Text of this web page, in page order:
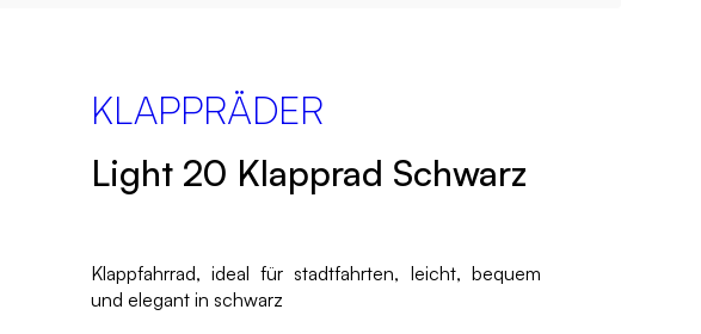
KLAPPRÄDER
Light 20 Klapprad Schwarz
Klappfahrrad, ideal für stadtfahrten, leicht, bequem
und elegant in schwarz